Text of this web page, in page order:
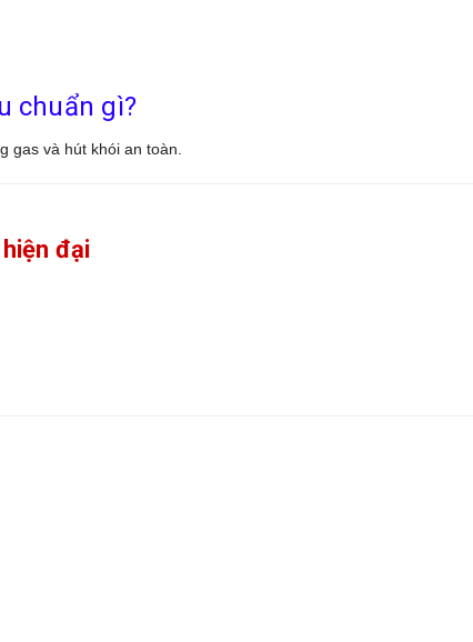
chuẩn gì?
gas và hút khói an toàn.
đại